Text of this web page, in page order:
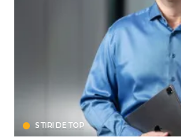
STIRI DE TOP